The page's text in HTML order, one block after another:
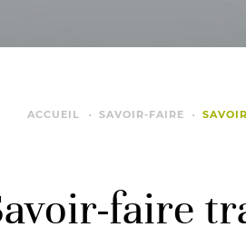
ACCUEIL SAVOIR-FAIRE
faire